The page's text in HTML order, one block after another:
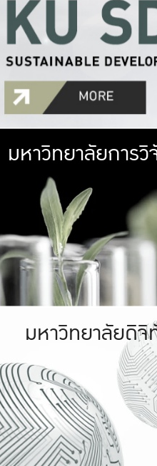
มหาวิท
เกษตรศาสตร์ มีพื้
เป็นป่าในเมื
เกษตรในเมือง
ที่นับรวมกัน
มหาวิทยาลัยการวิ
มหาวิทยาลัยรับผิด
ร่วมมือกับชุม
แ
ม
แ
มหาวิทยาลัยดิจิ